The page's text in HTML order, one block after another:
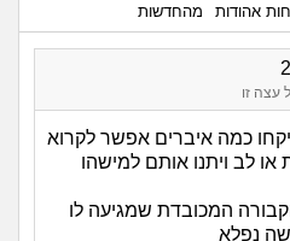
אהודות מהחדשות
עצה זו
כמה איברים אפשר לקרוא
או לב ויתנו אותם למישהו
המכובדת שמגיעה לו
נפלא